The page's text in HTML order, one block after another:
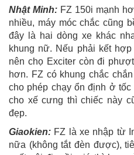
Nhật Minh: FZ 150i mạnh
nhiều, máy móc chắc cũng
đây là hai dòng xe khác
khung nữ. Nếu phải kết
nên chọ Exciter còn đi
hơn. FZ có khung chắc
cho phép chạy ổn định ở
cho xế cưng thì chiếc này
đẹp.
Giaokien: FZ là xe nhập từ
nữa (không tắt đèn được),